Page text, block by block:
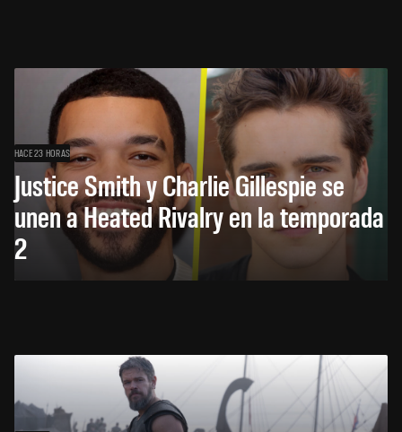
HACE 23 HORAS
Justice Smith y Charlie Gillespie se
unen a Heated Rivalry en la temporada
2